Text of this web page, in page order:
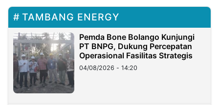
TAMBANG ENERGY
Pemda Bone Bolango Kunjungi
PT BNPG, Dukung Percepatan
Operasional Fasilitas Strategis
04/08/2026 - 14:20